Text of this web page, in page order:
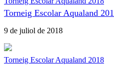
Torneig Escolar Aqualand
9 de juliol de 2018
Torneig Escolar Aqualand 2018